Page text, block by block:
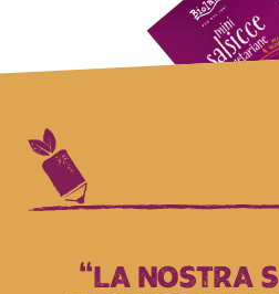
“la nostra